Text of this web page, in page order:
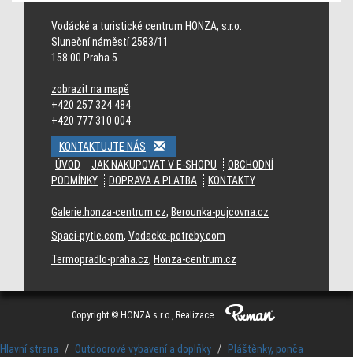
Denver Broncos jerseys Detroit Lions jerseys Green Bay Packers jerseys
Houston Texans jerseysIndianapolis Colts jerseys
Vodácké a turistické centrum HONZA, s.r.o.
Sluneční náměstí 2583/11
158 00 Praha 5
zobrazit na mapě
+420 257 324 484
+420 777 310 004
KONTAKTUJTE NÁS
ÚVOD
JAK NAKUPOVAT V E-SHOPU
OBCHODNÍ
PODMÍNKY
DOPRAVA A PLATBA KONTAKTY
Galerie.honza-centrum.cz, Berounka-pujcovna.cz
Spaci-pytle.com, Vodacke-potreby.com
Termopradlo-praha.cz, Honza-centrum.cz
Copyright © HONZA s.r.o., Realizace
Hlavní strana Outdoorové vybavení a doplňky
Pláštěnky, ponča